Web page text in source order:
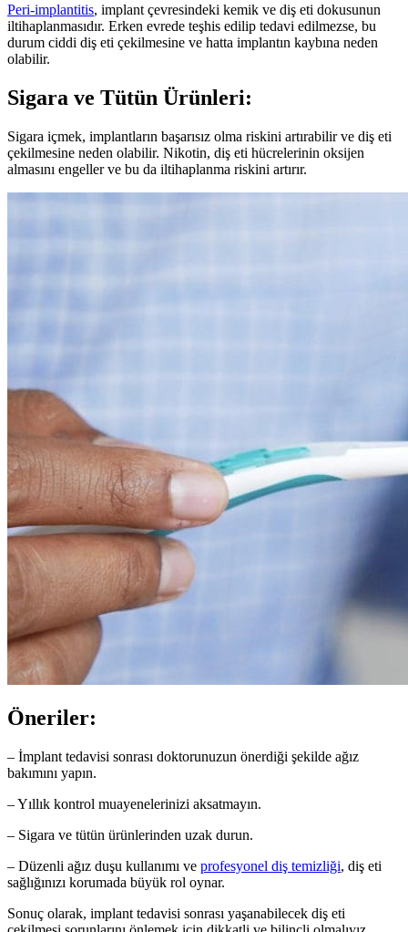
Peri-implantitis, implant çevresindeki kemik ve diş eti dokusunun
iltihaplanmasıdır. Erken evrede teşhis edilip tedavi edilmezse, bu
durum ciddi diş eti çekilmesine ve hatta implantın kaybına neden
olabilir.
Sigara ve Tütün Ürünleri:
Sigara içmek, implantların başarısız olma riskini artırabilir ve diş eti
çekilmesine neden olabilir. Nikotin, diş eti hücrelerinin oksijen
almasını engeller ve bu da iltihaplanma riskini artırır.
Öneriler:
– İmplant tedavisi sonrası doktorunuzun önerdiği şekilde ağız
bakımını yapın.
– Yıllık kontrol muayenelerinizi aksatmayın.
– Sigara ve tütün ürünlerinden uzak durun.
– Düzenli ağız duşu kullanımı ve profesyonel diş temizliği, diş eti
sağlığınızı korumada büyük rol oynar.
Sonuç olarak, implant tedavisi sonrası yaşanabilecek diş eti